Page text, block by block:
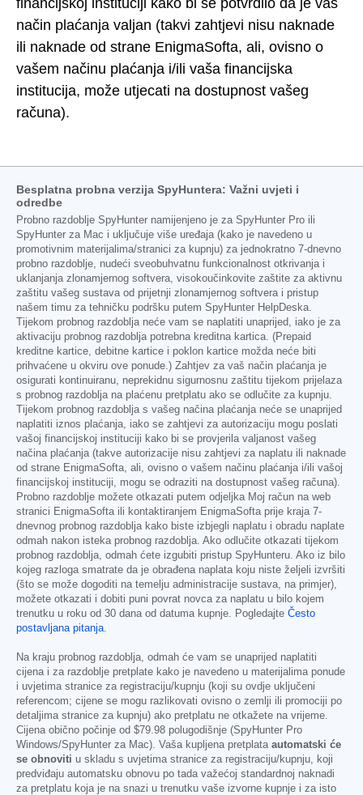
financijskoj instituciji kako bi se potvrdilo da je vaš
način plaćanja valjan (takvi zahtjevi nisu naknade
ili naknade od strane EnigmaSofta, ali, ovisno o
vašem načinu plaćanja i/ili vaša financijska
institucija, može utjecati na dostupnost vašeg
računa).
Besplatna probna verzija SpyHuntera: Važni uvjeti i
odredbe
Probno razdoblje SpyHunter namijenjeno je za SpyHunter Pro ili
SpyHunter za Mac i uključuje više uređaja (kako je navedeno u
promotivnim materijalima/stranici za kupnju) za jednokratno 7-dnevno
probno razdoblje, nudeći sveobuhvatnu funkcionalnost otkrivanja i
uklanjanja zlonamjernog softvera, visokoučinkovite zaštite za aktivnu
zaštitu vašeg sustava od prijetnji zlonamjernog softvera i pristup
našem timu za tehničku podršku putem SpyHunter HelpDeska.
Tijekom probnog razdoblja neće vam se naplatiti unaprijed, iako je za
aktivaciju probnog razdoblja potrebna kreditna kartica. (Prepaid
kreditne kartice, debitne kartice i poklon kartice možda neće biti
prihvaćene u okviru ove ponude.) Zahtjev za vaš način plaćanja je
osigurati kontinuiranu, neprekidnu sigurnosnu zaštitu tijekom prijelaza
s probnog razdoblja na plaćenu pretplatu ako se odlučite za kupnju.
Tijekom probnog razdoblja s vašeg načina plaćanja neće se unaprijed
naplatiti iznos plaćanja, iako se zahtjevi za autorizaciju mogu poslati
vašoj financijskoj instituciji kako bi se provjerila valjanost vašeg
načina plaćanja (takve autorizacije nisu zahtjevi za naplatu ili naknade
od strane EnigmaSofta, ali, ovisno o vašem načinu plaćanja i/ili vašoj
financijskoj instituciji, mogu se odraziti na dostupnost vašeg računa).
Probno razdoblje možete otkazati putem odjeljka Moj račun na web
stranici EnigmaSofta ili kontaktiranjem EnigmaSofta prije kraja 7-
dnevnog probnog razdoblja kako biste izbjegli naplatu i obradu naplate
odmah nakon isteka probnog razdoblja. Ako odlučite otkazati tijekom
probnog razdoblja, odmah ćete izgubiti pristup SpyHunteru. Ako iz bilo
kojeg razloga smatrate da je obrađena naplata koju niste željeli izvršiti
(što se može dogoditi na temelju administracije sustava, na primjer),
možete otkazati i dobiti puni povrat novca za naplatu u bilo kojem
trenutku u roku od 30 dana od datuma kupnje. Pogledajte Često
postavljana pitanja
Na kraju probnog razdoblja, odmah će vam se unaprijed naplatiti
cijena i za razdoblje pretplate kako je navedeno u materijalima ponude
i uvjetima stranice za registraciju/kupnju (koji su ovdje uključeni
referencom; cijene se mogu razlikovati ovisno o zemlji ili promociji po
detaljima stranice za kupnju) ako pretplatu ne otkažete na vrijeme.
Cijena obično počinje od $79.98 polugodišnje (SpyHunter Pro
Windows/SpyHunter za Mac). Vaša kupljena pretplata automatski će
se obnoviti u skladu s uvjetima stranice za registraciju/kupnju, koji
predviđaju automatsku obnovu po tada važećoj standardnoj naknadi
za pretplatu koja je na snazi u trenutku vaše izvorne kupnje i za isto